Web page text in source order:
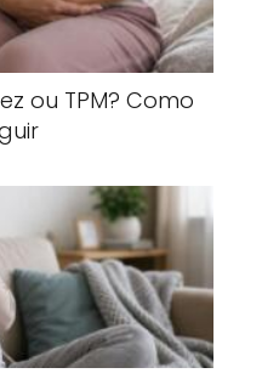
ou TPM? Como